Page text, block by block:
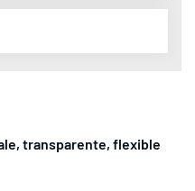
transparente, flexible